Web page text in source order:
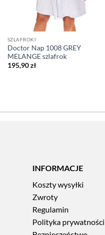
SZLAFROKI
Doctor Nap 1008 GREY
MELANGE szlafrok
195,90zł
INFORMACJE
Koszty wysyłki
Zwroty
Regulamin
Polityka prywatności